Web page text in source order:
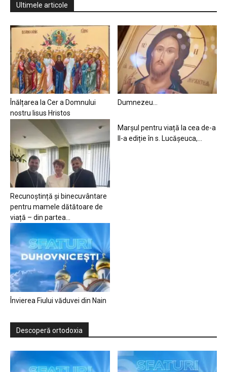
Ultimele articole
Înălțarea la Cer a Domnului
nostru Iisus Hristos
Dumnezeu…
Recunoștință și binecuvântare
pentru mamele dătătoare de
viață – din partea...
Marșul pentru viață la cea de-a
II-a ediție în s. Lucășeuca,...
Învierea Fiului văduvei din Nain
Descoperă ortodoxia